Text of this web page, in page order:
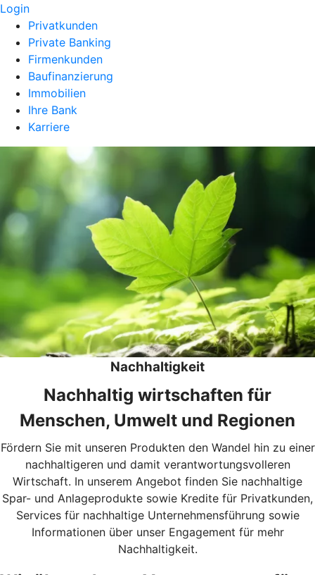
Login
Privatkunden
Private Banking
Firmenkunden
Baufinanzierung
Immobilien
Ihre Bank
Karriere
Nachhaltigkeit
Nachhaltig wirtschaften für
Menschen, Umwelt und Regionen
Fördern Sie mit unseren Produkten den Wandel hin zu einer
nachhaltigeren und damit verantwortungsvolleren
Wirtschaft. In unserem Angebot finden Sie nachhaltige
Spar- und Anlageprodukte sowie Kredite für Privatkunden,
Services für nachhaltige Unternehmensführung sowie
Informationen über unser Engagement für mehr
Nachhaltigkeit.